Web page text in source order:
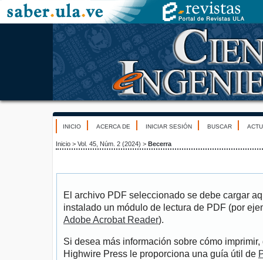
INICIO ACERCA DE INICIAR SESIÓN BUSCAR
Inicio > Vol. 45, Núm. 2 (2024) > Becerra
El archivo PDF seleccionado se debe cargar
instalado un módulo de lectura de PDF (por
Adobe Acrobat Reader).
Si desea más información sobre cómo
Highwire Press le proporciona una guía útil de